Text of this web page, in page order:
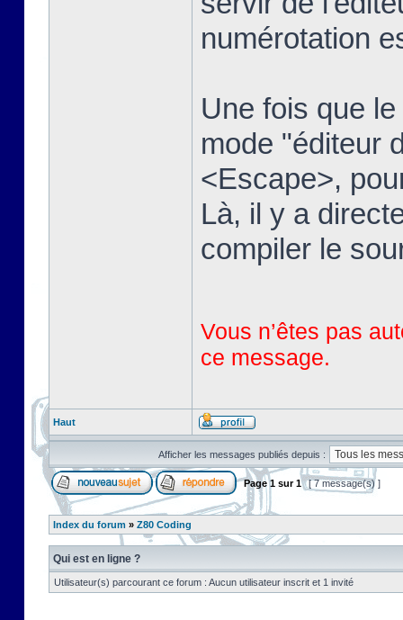
numérotation
Une fois que
mode "éditeur
<Escape>,
Là, il y a
compiler le
Vous n’êtes pas
ce message.
Haut
Afficher les messages publiés depuis :
Page1 sur1 [ 7 message(s) ]
Index du forum » Z80 Coding
Qui est en ligne ?
Utilisateur(s) parcourant ce forum : Aucun utilisateur inscrit et 1 invité